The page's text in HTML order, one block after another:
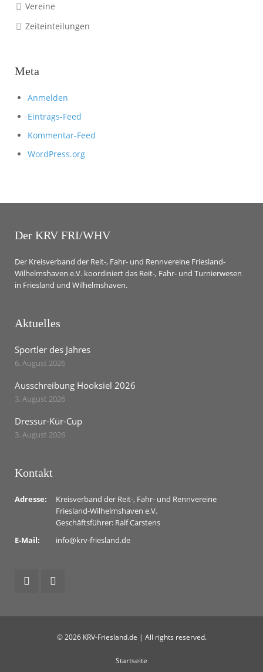
Vereine
Zeiteinteilungen
Meta
Anmelden
Eintrags-Feed
Kommentar-Feed
WordPress.org
Der KRV FRI/WHV
Der Kreisverband der Reit-, Fahr- und Rennvereine Friesland-
Wilhelmshaven e.V. koordiniert das Reit-, Fahr- und Turnierwesen
in Friesland und Wilhelmshaven.
Aktuelles
Sportler des Jahres
6. August 2026
Ausschreibung Hooksiel 2026
3. August 2026
Dressur-Kür-Cup
3. August 2026
Kontakt
Adresse:
Kreisverband der Reit-, Fahr- und Rennvereine
Friesland-Wilhelmshaven e.V.
Geschäftsführer: Ralf Carstens
E-Mail:
info@krv-friesland.de
© 2026 KRV-Friesland.de | All rights reserved.
Startseite